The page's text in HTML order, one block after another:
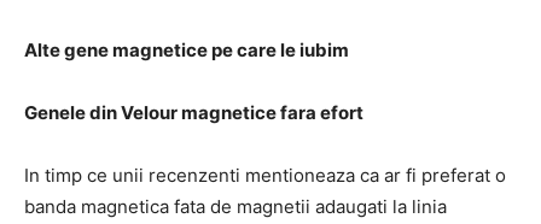
Alte gene magnetice pe care le iubim
Genele din Velour magnetice fara efort
In timp ce unii recenzenti mentioneaza ca ar fi preferat o
banda magnetica fata de magnetii adaugati la linia